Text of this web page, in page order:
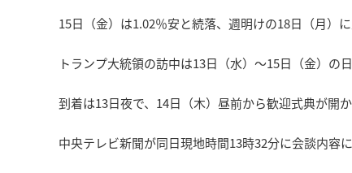
15日（金）は1.02％安と続落、週明けの18日（月）
トランプ大統領の訪中は13日（水）～15日（金）の
到着は13日夜で、14日（木）昼前から歓迎式典が開
中央テレビ新聞が同日現地時間13時32分に会談内容